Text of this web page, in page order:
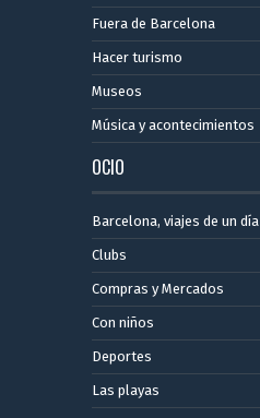
Fuera de Barcelona
Hacer turismo
Museos
Música y acontecimientos
OCIO
Barcelona, ​​viajes de un día
Clubs
Compras y Mercados
Con niños
Deportes
Las playas